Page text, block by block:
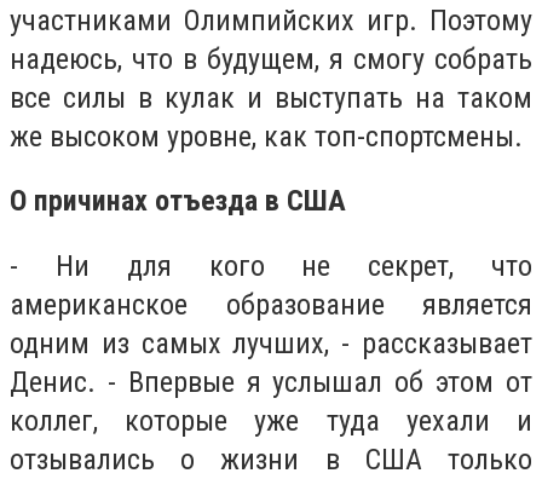
участниками Олимпийских игр. Поэтому
надеюсь, что в будущем, я смогу собрать
все силы в кулак и выступать на таком
же высоком уровне, как топ-спортсмены.
О причинах отъезда в США
- Ни для кого не секрет, что
американское образование является
одним из самых лучших, - рассказывает
Денис. - Впервые я услышал об этом от
коллег, которые уже туда уехали и
отзывались о жизни в США только